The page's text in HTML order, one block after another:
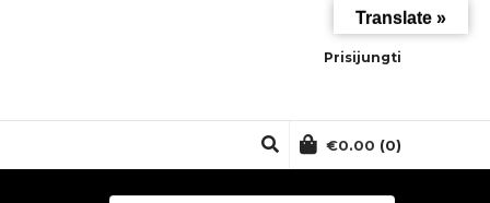
Prisijungti
€0.00 (0)
Translate »